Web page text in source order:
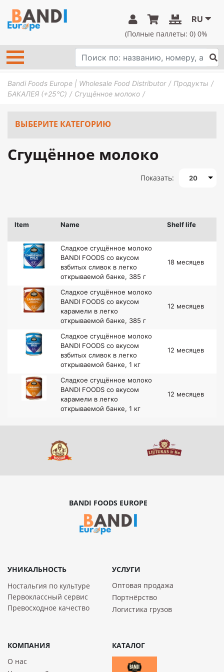
(Полные паллеты: 0) 0%
RU
Bandi Foods Europe | Wholesale Food Distributor
Продукты
БАКАЛЕЯ (+25°C)
Сгущённое молоко
ВЫБЕРИТЕ КАТЕГОРИЮ
Сгущённое молоко
Показать: 20
Item Name Shelf life
Сладкое сгущённое молоко
BANDI FOODS со вкусом
взбитых сливок в легко
открываемой банке, 385 г
18 месяцев
Сладкое сгущённое молоко
BANDI FOODS со вкусом
карамели в легко
открываемой банке, 385 г
12 месяцев
Сладкое сгущённое молоко
BANDI FOODS со вкусом
взбитых сливок в легко
открываемой банке, 1 кг
12 месяцев
Сладкое сгущённое молоко
BANDI FOODS со вкусом
карамели в легко
открываемой банке, 1 кг
12 месяцев
BANDI FOODS EUROPE
УНИКАЛЬНОСТЬ
Ностальгия по культуре
Первоклассный сервис
Превосходное качество
УСЛУГИ
Оптовая продажа
Портнёрство
Логистика грузов
КОМПАНИЯ
О нас
КАТАЛОГ